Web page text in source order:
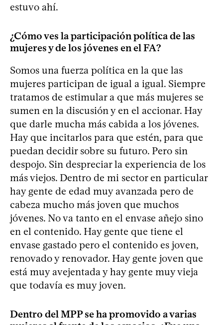
estuvo ahí.
¿Cómo ves la participación política de las
mujeres y de los jóvenes en el FA?
Somos una fuerza política en la que las
mujeres participan de igual a igual. Siempre
tratamos de estimular a que más mujeres se
sumen en la discusión y en el accionar. Hay
que darle mucha más cabida a los jóvenes.
Hay que incitarlos para que estén, para que
puedan decidir sobre su futuro. Pero sin
despojo. Sin despreciar la experiencia de los
más viejos. Dentro de mi sector en particular
hay gente de edad muy avanzada pero de
cabeza mucho más joven que muchos
jóvenes. No va tanto en el envase añejo sino
en el contenido. Hay gente que tiene el
envase gastado pero el contenido es joven,
renovado y renovador. Hay gente joven que
está muy avejentada y hay gente muy vieja
que todavía es muy joven.
Dentro del MPP se ha promovido a varias